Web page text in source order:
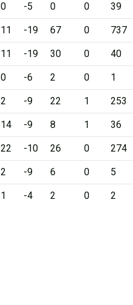
0 -5 0 0 39
11 -19 67 0 737
11 -19 30 0 40
0 -6 2 0 1
2 -9 22 1 253
14 -9 8 1 36
22 -10 26 0 274
2 -9 6 0 5
1 -4 2 0 2